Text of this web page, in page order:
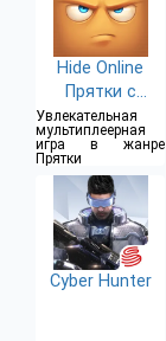
Hide Online
Прятки с
Друзьями
Увлекательная
мультиплеерная
игра в жанре
Прятки
Cyber Hunter